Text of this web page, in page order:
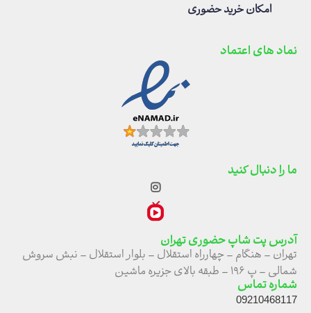
امکان خرید حضوری
آدرس پت شاپ حضوری تهران
تهران – هنگام – چهارراه استقلال – بلوار استقلال – نبش سروش
شمالی – پ ۱۹۶ – طبقه بالای جزیره ماشین
شماره تماس
09210468117
ما را دنبال کنید
نماد های اعتماد